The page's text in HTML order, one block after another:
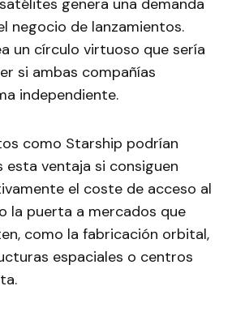
genera una demanda
negocio de lanzamientos.
un círculo virtuoso que sería
si ambas compañías
independiente.
como Starship podrían
esta ventaja si consiguen
el coste de acceso al
la puerta a mercados que
como la fabricación orbital,
espaciales o centros